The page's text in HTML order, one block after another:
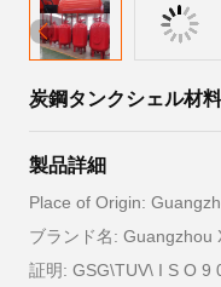
炭鋼タンクシェル材
製品詳細
Place of Origin:
ブランド名: Guangzhou
証明: GSG\TUV\ I S O 9